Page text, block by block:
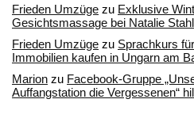
Frieden Umzüge zu Exklusive
Gesichtsmassage bei Natalie Stahl
Frieden Umzüge zu Sprachkurs
Immobilien kaufen in Ungarn am
Marion zu Facebook-Gruppe
Auffangstation die Vergessenen“